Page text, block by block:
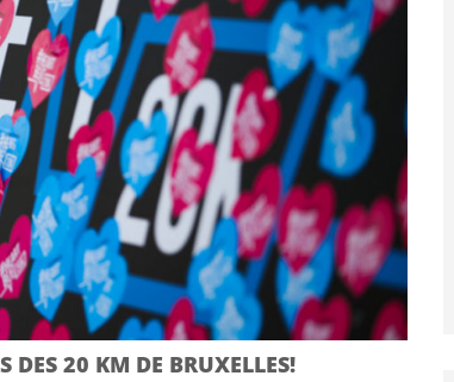
DES 20 KM DE BRUXELLES!